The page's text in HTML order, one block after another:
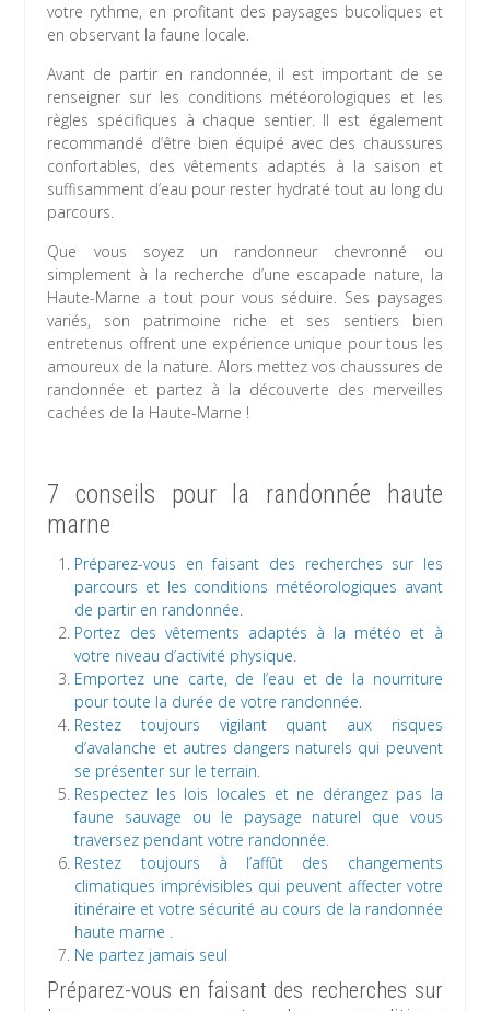
votre rythme, en profitant des paysages bucoliques et
en observant la faune locale.
Avant de partir en randonnée, il est important de se
renseigner sur les conditions météorologiques et les
règles spécifiques à chaque sentier. Il est également
recommandé d’être bien équipé avec des chaussures
confortables, des vêtements adaptés à la saison et
suffisamment d’eau pour rester hydraté tout au long du
parcours.
Que vous soyez un randonneur chevronné ou
simplement à la recherche d’une escapade nature, la
Haute-Marne a tout pour vous séduire. Ses paysages
variés, son patrimoine riche et ses sentiers bien
entretenus offrent une expérience unique pour tous les
amoureux de la nature. Alors mettez vos chaussures de
randonnée et partez à la découverte des merveilles
cachées de la Haute-Marne !
7 conseils pour la randonnée haute
marne
Préparez-vous en faisant des recherches sur les
parcours et les conditions météorologiques avant
de partir en randonnée.
Portez des vêtements adaptés à la météo et à
votre niveau d’activité physique.
Emportez une carte, de l’eau et de la nourriture
pour toute la durée de votre randonnée.
Restez toujours vigilant quant aux risques
d’avalanche et autres dangers naturels qui peuvent
se présenter sur le terrain.
Respectez les lois locales et ne dérangez pas la
faune sauvage ou le paysage naturel que vous
traversez pendant votre randonnée.
Restez toujours à l’affût des changements
climatiques imprévisibles qui peuvent affecter votre
itinéraire et votre sécurité au cours de la randonnée
haute marne .
Ne partez jamais seul
Préparez-vous en faisant des recherches sur